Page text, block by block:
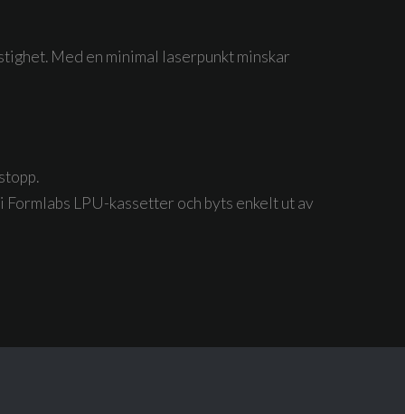
Med en minimal laserpunkt minskar
LPU-kassetter och byts enkelt ut av